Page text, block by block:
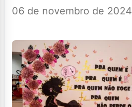
06 de novembro de 2024